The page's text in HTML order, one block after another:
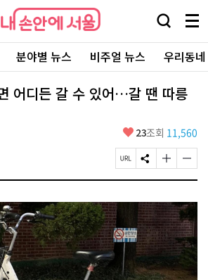
내
손
에
울
검
창
열
기
메
뉴
전
체
보
분야별 뉴스 비주얼 뉴스 우리동
어디든 갈 수 있어…갈 땐 따릉
좋
요
23조회 11,560
페
이
U
L
복
사
S
N
공
유
하
기
글
자
기
크
게
변
경
하
기
글
자
기
작
게
변
경
하
기